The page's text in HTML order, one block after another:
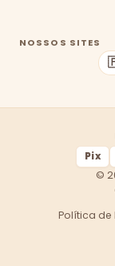
NOSSOS SITES
Pix
©
Política de